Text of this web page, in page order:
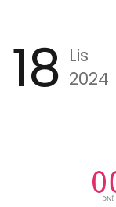
18 Lis
2024